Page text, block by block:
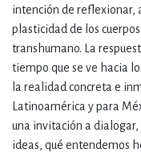
intención de reflexionar,
plasticidad de los
transhumano. La
tiempo que se ve hacia
la realidad concreta e
Latinoamérica y para
una invitación a
ideas, qué entendemos